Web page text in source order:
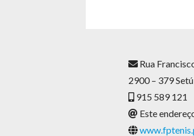
Rua
2900 – 379
915 589 121
Este